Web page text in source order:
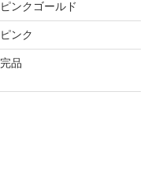
ピンクゴールド
ピンク
完品